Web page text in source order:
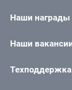
Наши награды
Наши
Техподдержка